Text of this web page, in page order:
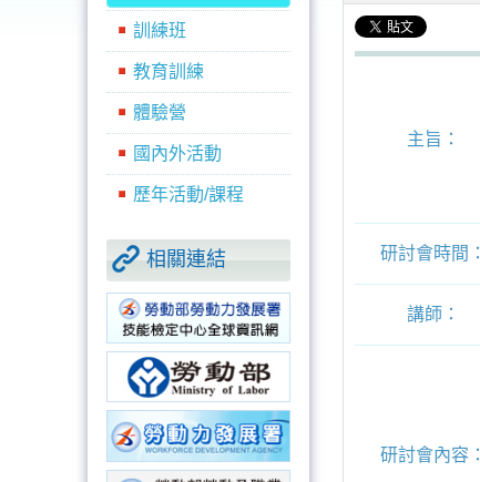
訓練班
教育訓練
體驗營
國內外活動
歷年活動/課程
相關連結
主旨：
研討會時間：
講師：
研討會內容：